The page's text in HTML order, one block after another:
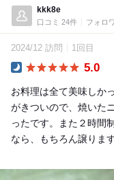
kkk8e
口コミ 24件 フォロ
2024/12 訪問 1回目
5.0
お料理は全て美味しか
がきついので、焼いた
ったです。また２時間
なら、もちろん譲りま